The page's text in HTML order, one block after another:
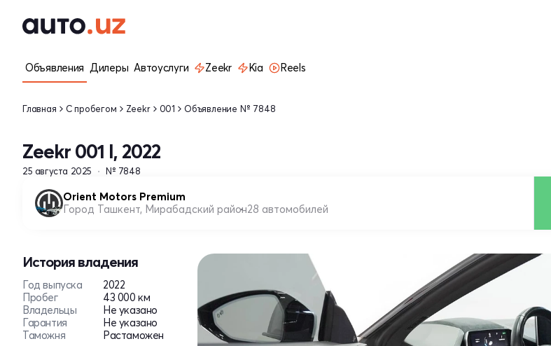
Объявления Дилеры Автоуслуги Zeekr Kia Reels
Главная С пробегом Zeekr 001 Объявление № 7848
Zeekr 001 I, 2022
25 августа 2025 № 7848
Orient Motors Premium
Город Ташкент, Мирабадский район28 автомобилей
История владения
Год выпуска
2022
Пробег
43 000 км
Владельцы
Не указано
Гарантия
Не указано
Таможня
Растаможен